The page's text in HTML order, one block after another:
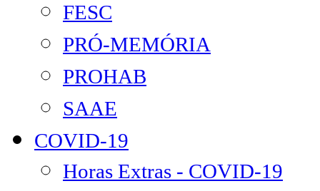
FESC
PRÓ-MEMÓRIA
PROHAB
SAAE
COVID-19
Horas Extras - COVID-19